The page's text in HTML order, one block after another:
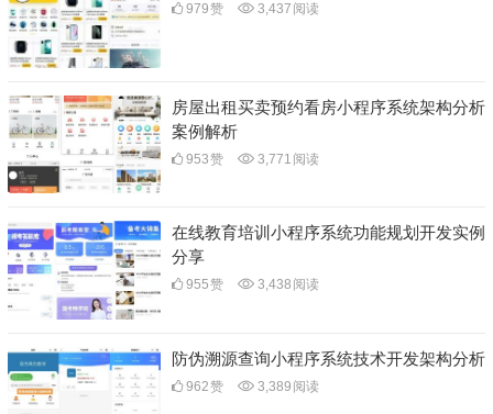
979赞 3,437 阅读
房屋出租买卖预约看房小程序系统架构分析
案例解析
953赞 3,771 阅读
在线教育培训小程序系统功能规划开发实例
分享
955赞 3,438 阅读
防伪溯源查询小程序系统技术开发架构分析
962赞 3,389 阅读